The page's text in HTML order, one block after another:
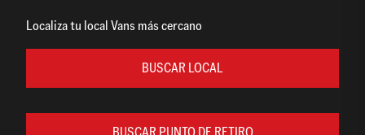
Localiza tu local Vans más cercano
BUSCAR LOCAL